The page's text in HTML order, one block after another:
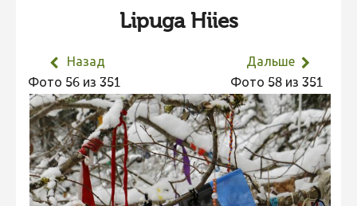
Hiite kuvavõistlus 2026
Фотоконкурс 2025
Не учитываются 2025
Видео 2025
Фотоконкурс 2024
Не учитываются 2024
Lipuga Hiies
Назад
Фото 56 из 351
Дальше
Фото 58 из 351